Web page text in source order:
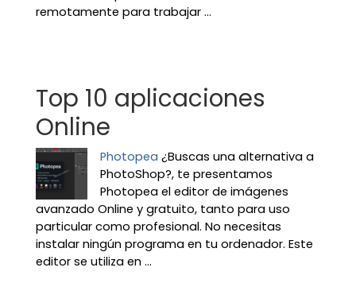
remotamente para trabajar ...
Top 10 aplicaciones
Online
Photopea ¿Buscas una alternativa a
PhotoShop?, te presentamos
Photopea el editor de imágenes
avanzado Online y gratuito, tanto para uso
particular como profesional. No necesitas
instalar ningún programa en tu ordenador. Este
editor se utiliza en ...